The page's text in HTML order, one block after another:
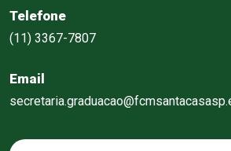
Telefone
(11) 3367-7807
Email